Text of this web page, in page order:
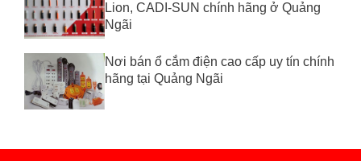
Lion, CADI-SUN chính hãng ở Quảng
Ngãi
Nơi bán ổ cắm điện cao cấp uy tín chính
hãng tại Quảng Ngãi